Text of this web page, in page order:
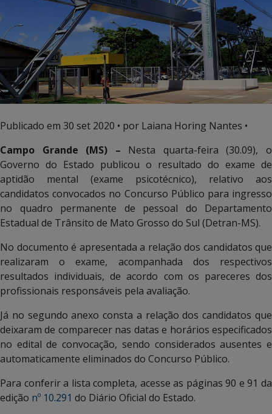
Publicado em 30 set 2020 • por Laiana Horing Nantes •
Campo Grande (MS) – Nesta quarta-feira (30.09), o
Governo do Estado publicou o resultado do exame de
aptidão mental (exame psicotécnico), relativo aos
candidatos convocados no Concurso Público para ingresso
no quadro permanente de pessoal do Departamento
Estadual de Trânsito de Mato Grosso do Sul (Detran-MS).
No documento é apresentada a relação dos candidatos que
realizaram o exame, acompanhada dos respectivos
resultados individuais, de acordo com os pareceres dos
profissionais responsáveis pela avaliação.
Já no segundo anexo consta a relação dos candidatos que
deixaram de comparecer nas datas e horários especificados
no edital de convocação, sendo considerados ausentes e
automaticamente eliminados do Concurso Público.
Para conferir a lista completa, acesse as páginas 90 e 91 da
edição nº 10.291 do Diário Oficial do Estado.